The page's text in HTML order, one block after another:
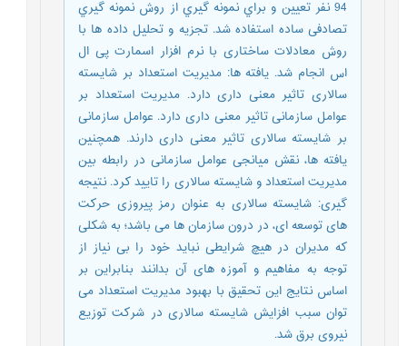
94 نفر تعیین و براي نمونه گيري از روش نمونه گيري
تصادفی ساده استفاده شد. تجزیه و تحلیل داده ها با
روش معادلات ساختاری با نرم افزار اسمارت پی ال
اس انجام شد. یافته ها: مدیریت استعداد بر شایسته
سالاری تاثیر معنی داری دارد. مدیریت استعداد بر
عوامل سازمانی تاثیر معنی داری دارد. عوامل سازمانی
بر شایسته سالاری تاثیر معنی داری دارند. همچنین
یافته ها، نقش میانجی عوامل سازمانی در رابطه بین
مدیریت استعداد و شایسته سالاری را تایید کرد. نتیجه
گیری: شایسته سالاری به عنوان رمز پیروزی حرکت
های توسعه ای، در درون سازمان ها می باشد؛ به شکلی
که مدیران در هیچ شرایطی نباید خود را بی نیاز از
توجه به مفاهیم و آموزه های آن بدانند بنابراین بر
اساس نتایج این تحقیق با بهبود مدیریت استعداد می
توان سبب افزایش شایسته سالاری در شرکت توزیع
نیروی برق شد.